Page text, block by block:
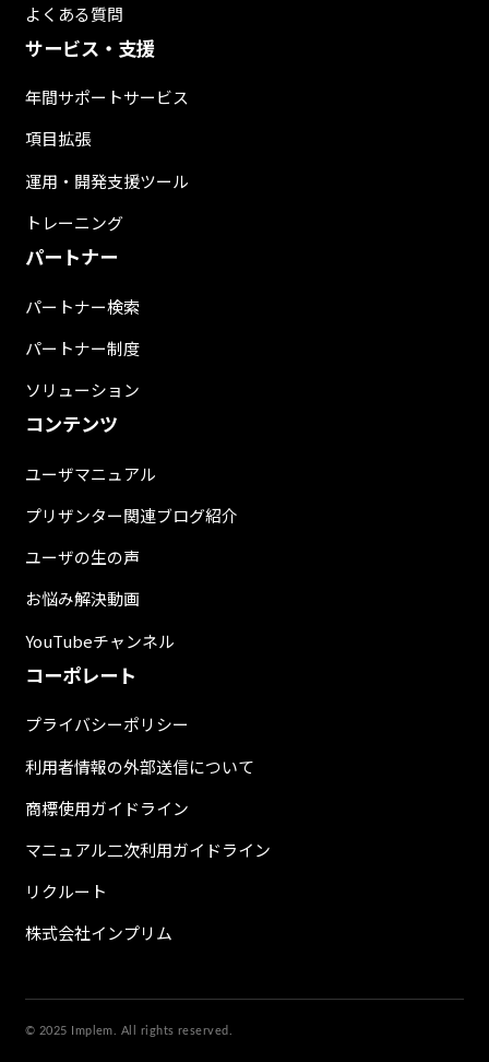
よくある質問
サービス・支援
年間サポートサービス
項目拡張
運用・開発支援ツール
トレーニング
パートナー
パートナー検索
パートナー制度
ソリューション
コンテンツ
ユーザマニュアル
プリザンター関連ブログ紹介
ユーザの生の声
お悩み解決動画
YouTubeチャンネル
コーポレート
プライバシーポリシー
利用者情報の外部送信について
商標使用ガイドライン
マニュアル二次利用ガイドライン
リクルート
株式会社インプリム
© 2025 Implem. All rights reserved.